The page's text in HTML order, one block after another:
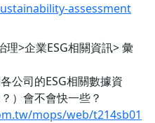
assessment
>企業ESG相關資訊> 彙
公司的ESG相關數據資
）會不會快一些？
mops/web/t214sb01